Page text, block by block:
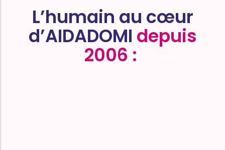
L’humain au cœur
d’AIDADOMI depuis
2006 :